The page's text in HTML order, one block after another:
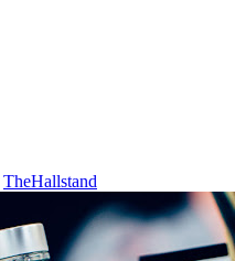
TheHallstand